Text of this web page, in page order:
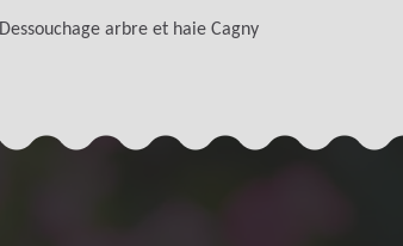
Dessouchage arbre et haie Cagny